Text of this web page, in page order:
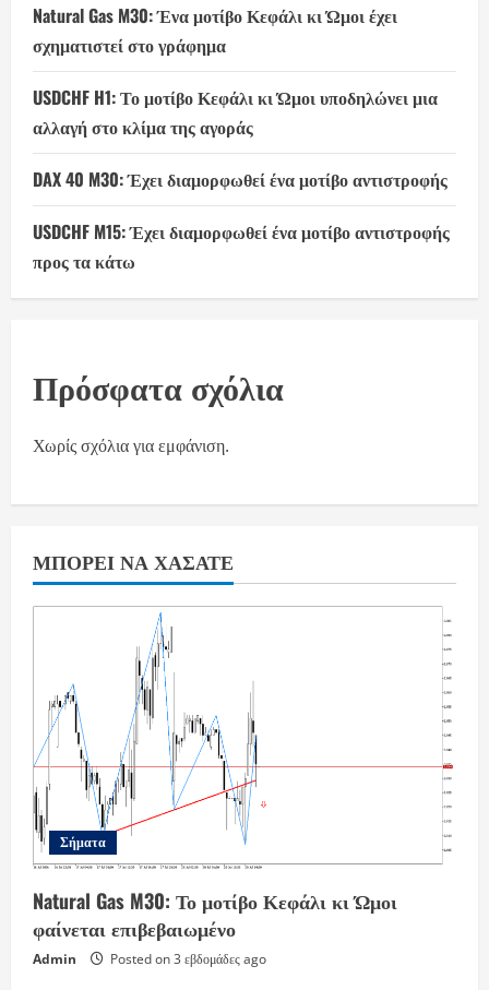
Natural Gas M30: Ένα μοτίβο Κεφάλι κι Ώμοι έχει
σχηματιστεί στο γράφημα
USDCHF H1: Το μοτίβο Κεφάλι κι Ώμοι υποδηλώνει μια
αλλαγή στο κλίμα της αγοράς
DAX 40 M30: Έχει διαμορφωθεί ένα μοτίβο αντιστροφής
USDCHF M15: Έχει διαμορφωθεί ένα μοτίβο αντιστροφής
προς τα κάτω
Πρόσφατα σχόλια
Χωρίς σχόλια για εμφάνιση.
ΜΠΟΡΕΊ ΝΑ ΧΆΣΑΤΕ
Σήματα
Natural Gas M30: Το μοτίβο Κεφάλι κι Ώμοι
φαίνεται επιβεβαιωμένο
Admin Posted on 3 εβδομάδες ago